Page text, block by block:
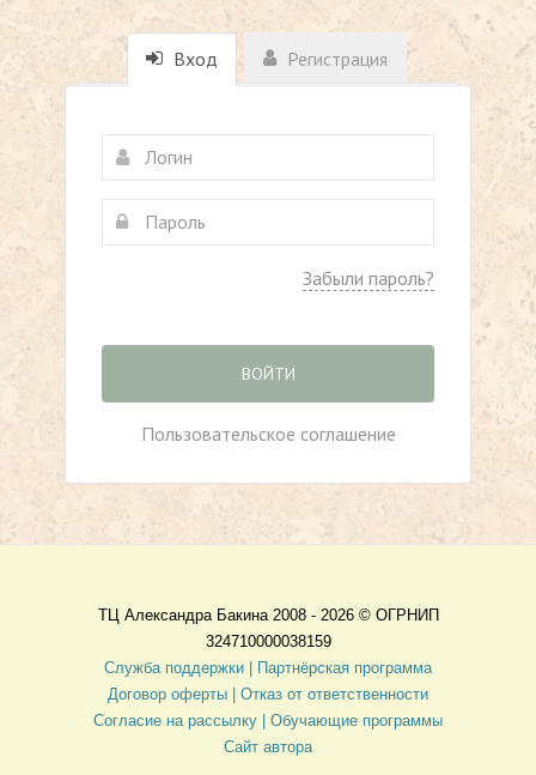
Вход Регистрация
Забыли пароль?
ВОЙТИ
Пользовательское соглашение
ТЦ Александра Бакина 2008 - 2026 © ОГРНИП
324710000038159
Служба поддержки |
Партнёрская программа
Договор оферты
| Отказ от ответственности
Согласие на рассылку | Обучающие программы
Сайт автора